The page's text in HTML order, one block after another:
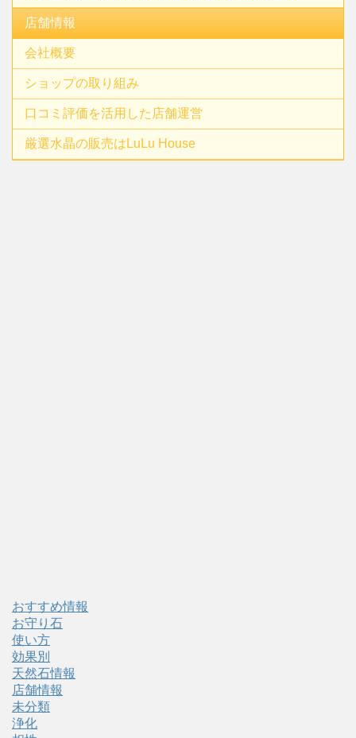
店舗情報
会社概要
ショップの取り組み
口コミ評価を活用した店舗運営
厳選水晶の販売はLuLu House
おすすめ情報
お守り石
使い方
効果別
天然石情報
店舗情報
未分類
浄化